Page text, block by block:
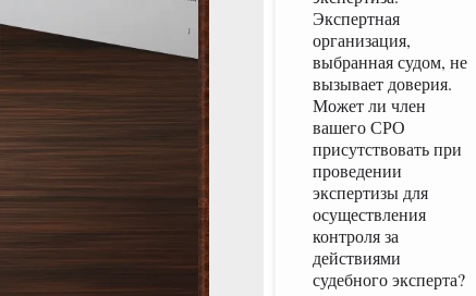
Экспертная
организация,
выбранная судом, не
вызывает доверия.
Может ли член
вашего СРО
присутствовать при
проведении
экспертизы для
осуществления
контроля за
действиями
судебного эксперта?